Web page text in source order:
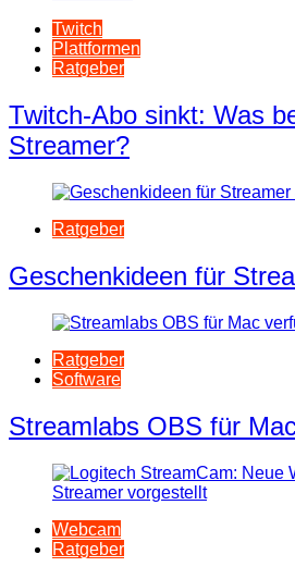
Twitch
Plattformen
Ratgeber
Twitch-Abo sinkt: Was
Streamer?
Ratgeber
Geschenkideen für
Ratgeber
Software
Streamlabs OBS für
Webcam
Ratgeber